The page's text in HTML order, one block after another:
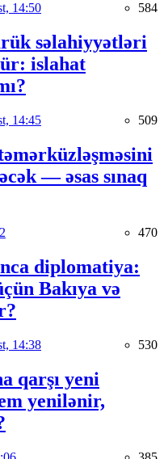
14:50 584
səlahiyyətləri
islahat
14:45 509
— əsas sınaq
470
diplomatiya:
Bakıya və
14:38 530
qarşı yeni
yenilənir,